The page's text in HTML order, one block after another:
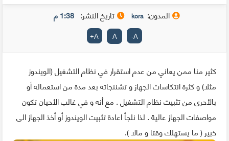
المدون: kora تاريخ النشر: 1:38 م
A
-
A
A
+
كثير منا ممن يعاني من عدم استقرار في نظام التشغيل (الويندوز
مثلا) و كثرة انتكاسات الجهاز و تشننجاته بعد مدة من استعماله أو
بالأحرى من تثبيت نظام التشغيل . مع أنه و في غالب الأحيان تكون
مواصفات الجهاز عالية . لذا نلجأ اعادة تثبيت الويندوز أو أخذ الجهاز الى
خبير ( ما يستهلك وقتا و مالا ).